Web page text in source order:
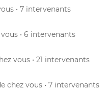
• 7 intervenants
vous • 6 intervenants
vous • 21 intervenants
chez vous • 7 intervenants